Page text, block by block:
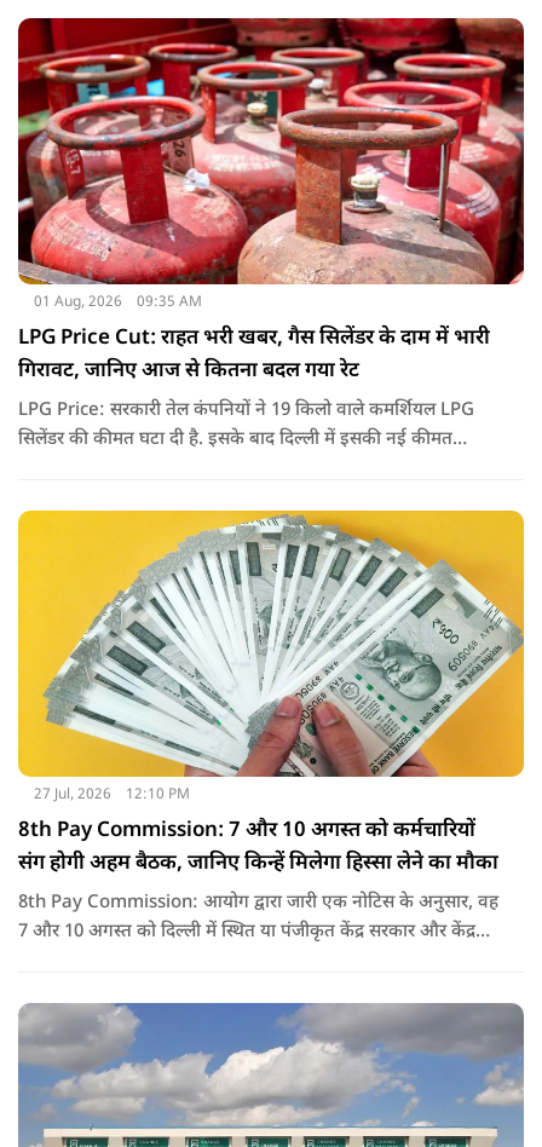
01 Aug, 2026 09:35 AM
LPG Price Cut: राहत भरी खबर, गैस सिलेंडर के दाम में भारी
गिरावट, जानिए आज से कितना बदल गया रेट
LPG Price: सरकारी तेल कंपनियों ने 19 किलो वाले कमर्शियल LPG
सिलेंडर की कीमत घटा दी है. इसके बाद दिल्ली में इसकी नई कीमत
27 Jul, 2026 12:10 PM
8th Pay Commission: 7 और 10 अगस्त को कर्मचारियों
संग होगी अहम बैठक, जानिए किन्हें मिलेगा हिस्सा लेने का मौका
8th Pay Commission: आयोग द्वारा जारी एक नोटिस के अनुसार, वह
7 और 10 अगस्त को दिल्ली में स्थित या पंजीकृत केंद्र सरकार और केंद्र